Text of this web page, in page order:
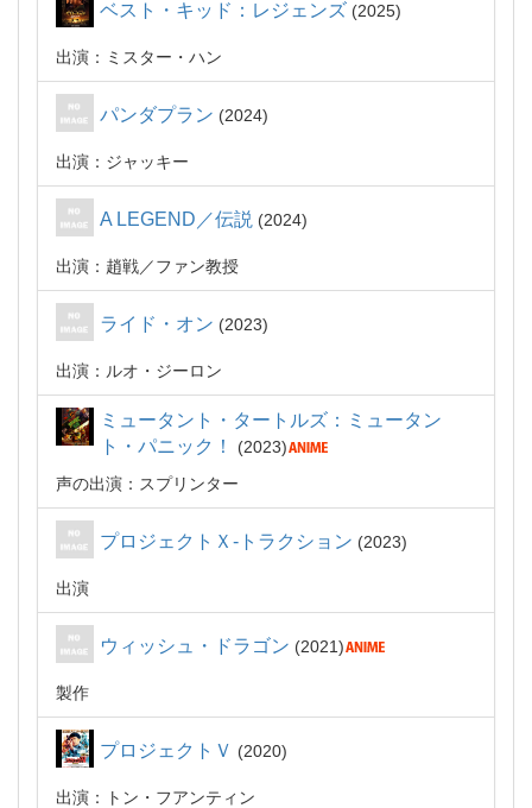
ベスト・キッド：レジェンズ 2025
出演：ミスター・ハン
パンダプラン 2024
出演：ジャッキー
A LEGEND／伝説 2024
出演：趙戦／ファン教授
ライド・オン 2023
出演：ルオ・ジーロン
ミュータント・タートルズ：ミュータン
ト・パニック！
2023
声の出演：スプリンター
プロジェクトＸ-トラクション 2023
出演
ウィッシュ・ドラゴン 2021
製作
プロジェクトＶ 2020
出演：トン・フアンティン